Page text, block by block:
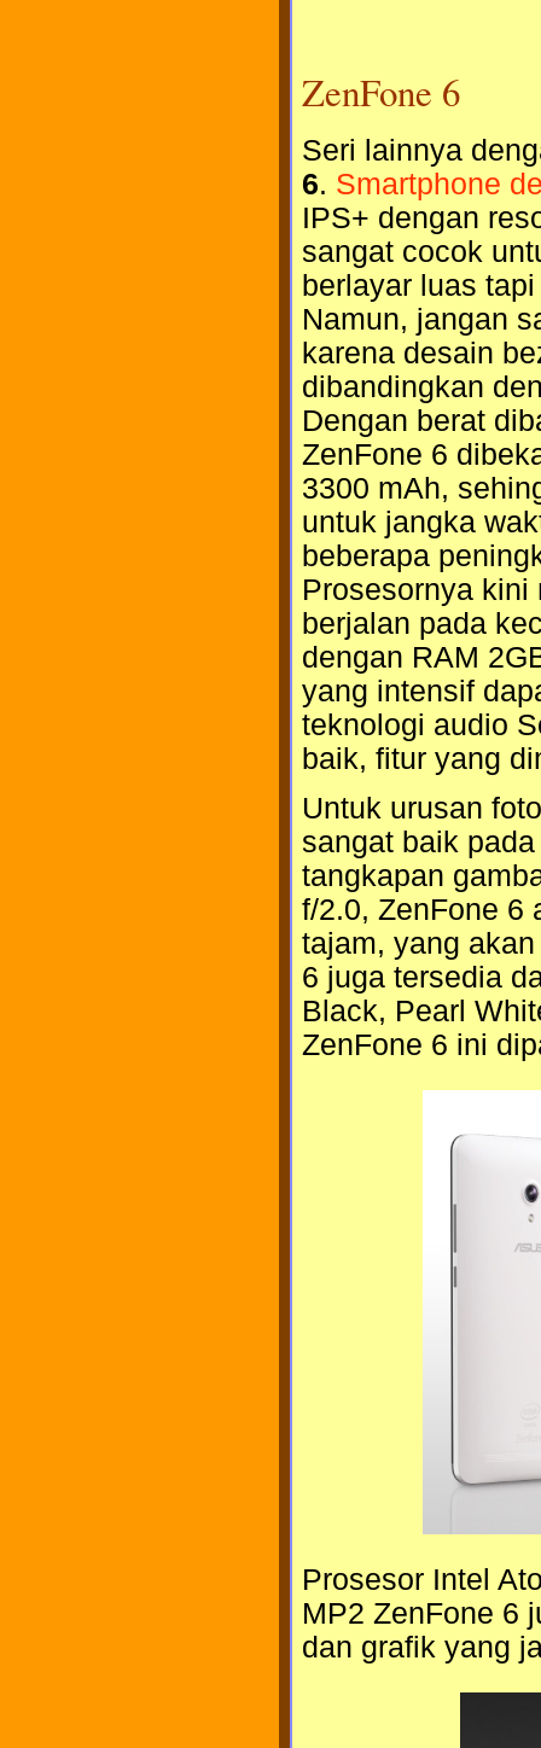
ZenFone 6
Seri lainnya
6. Smartphone
IPS+ dengan
sangat cocok
berlayar luas
Namun, jangan
karena desain
dibandingkan
Dengan berat
ZenFone 6
3300 mAh,
untuk jangka
beberapa
Prosesornya kini
berjalan pada
dengan RAM
yang intensif
teknologi audio
baik, fitur yang
Untuk urusan
sangat baik
tangkapan
f/2.0, ZenFone 6
tajam, yang
6 juga tersedia
Black, Pearl
ZenFone 6 ini
Prosesor Intel
MP2 ZenFone 6
dan grafik yang